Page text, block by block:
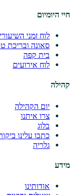
חיי היומיום
לוח זמני
סאונה ובריכת
בית קפה
לוח אירועים
קהילה
יום הקהילה
צרו איתנו
בלוג
כתבו עלינו
גלריה
מידע
אודותינו